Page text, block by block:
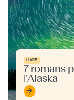
LIVRE
7 romans
l'Alaska